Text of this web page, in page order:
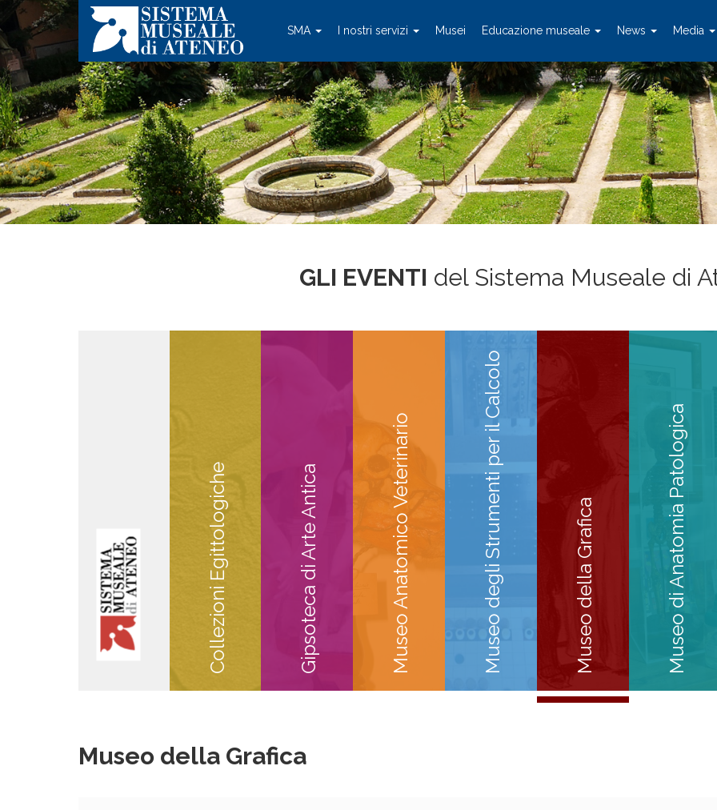
SMA I nostri servizi Musei Educazione museale News Media
GLI EVENTI del Sistema Museale di
Collezioni Egittologiche Gipsoteca di Arte Antica Museo Anatomico Veterinario Museo degli Strumenti per il Calcolo Museo della Grafica Museo di Anatomia Patologica
Museo della Grafica